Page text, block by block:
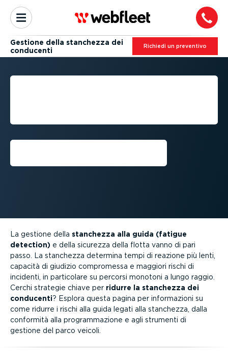
Gestione della stanchezza dei
conducenti
Richiedi un preventivo
FATIGUE DETECTION: COME
La gestione della stanchezza alla guida (fatigue
detection) e della sicurezza della flotta vanno di pari
passo. La stanchezza determina tempi di reazione più lenti,
capacità di giudizio compromessa e maggiori rischi di
incidenti, in particolare su percorsi monotoni a lungo raggio.
Cerchi strategie chiave per ridurre la stanchezza dei
conducenti? Esplora questa pagina per infor­ma­zioni su
come ridurre i rischi alla guida legati alla stanchezza, dalla
conformità alla program­ma­zione e agli strumenti di
gestione del parco veicoli.